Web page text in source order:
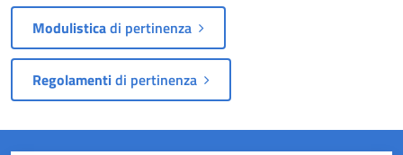
Modulisticadi pertinenza
Regolamentidi pertinenza